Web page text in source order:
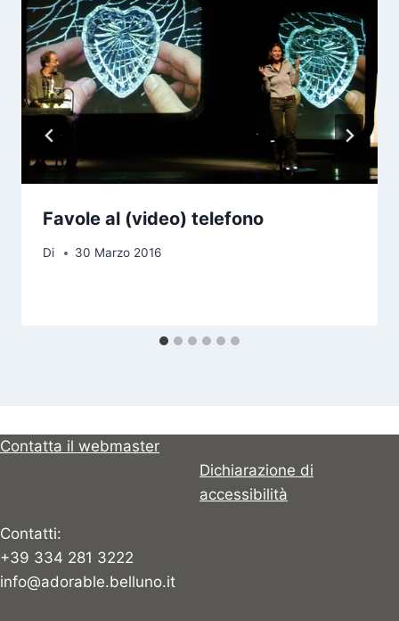
Favole al (video) telefono
Di 30 Marzo 2016
Contatta il webmaster
Dichiarazione di
accessibilità
Contatti:
+39 334 281 3222
info@adorable.belluno.it